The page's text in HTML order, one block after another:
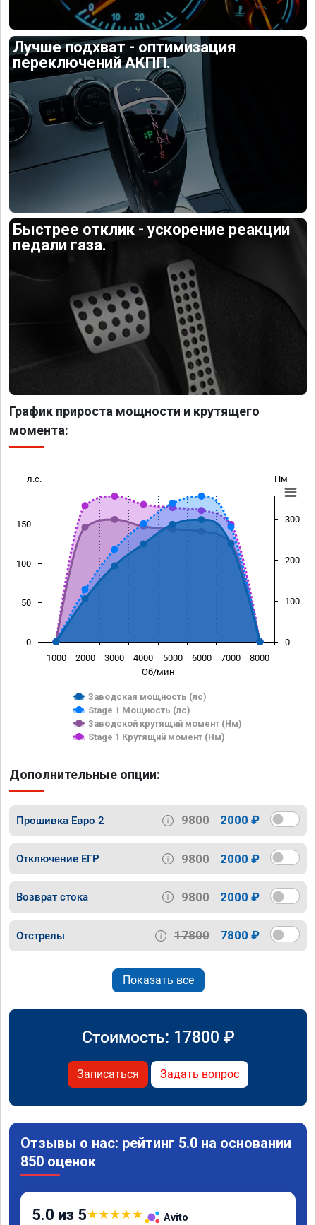
Лучше подхват - оптимизация
переключений АКПП.
Быстрее отклик - ускорение реакции
педали газа.
График прироста мощности и крутящего
момента:
Об/мин
л.с. Нм
Заводская мощность (лс)
Stage 1 Мощность (лс)
Заводской крутящий момент (Нм)
Stage 1 Крутящий момент (Нм)
1000 2000 3000 4000 5000 6000 7000 8000
0
50
100
150
0
100
200
300
Дополнительные опции:
Прошивка Евро 2 9800 2000 ₽
Отключение ЕГР 9800 2000 ₽
Возврат стока 9800 2000 ₽
Отстрелы 17800 7800 ₽
Показать все
Стоимость: 17800 ₽
Записаться Задать вопрос
Отзывы о нас: рейтинг 5.0 на основании
850 оценок
5.0 из 5★★★★★ Avito